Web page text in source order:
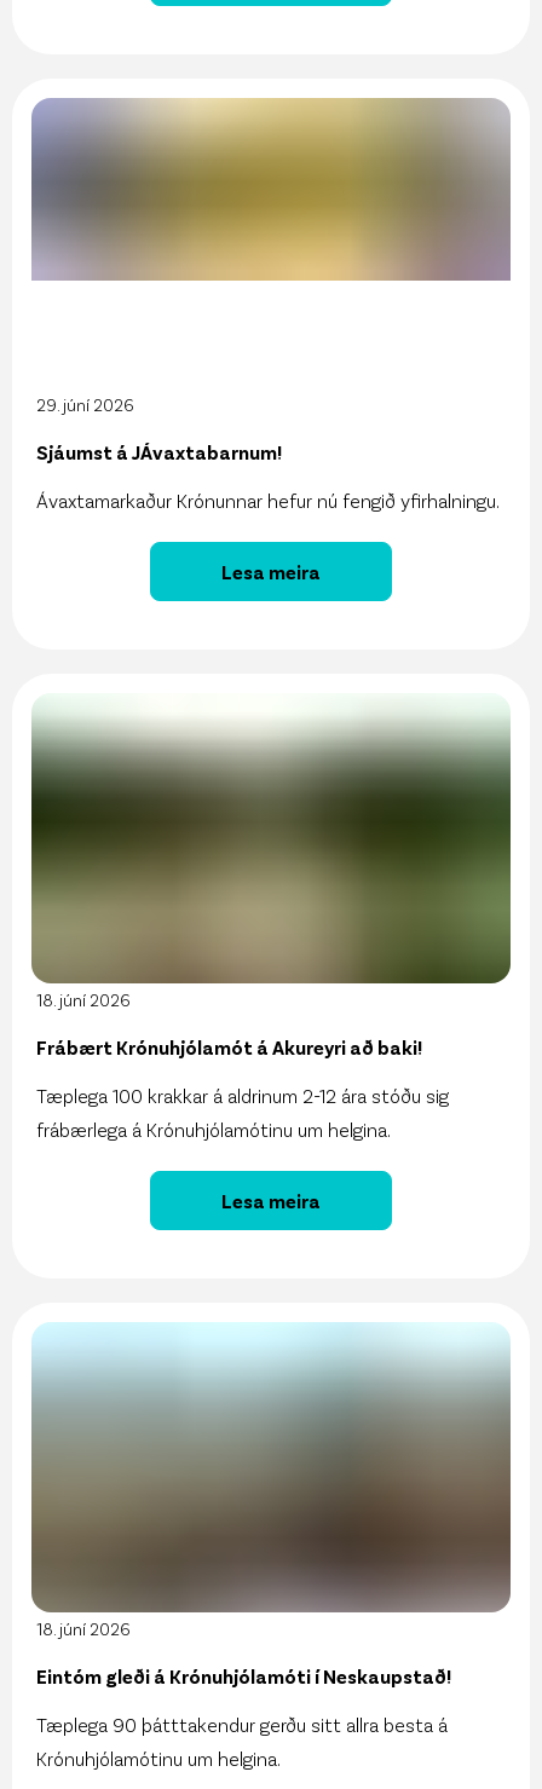
29. júní 2026
Sjáumst á JÁvaxtabarnum!
Ávaxtamarkaður Krónunnar hefur nú fengið yfirhalningu.
Lesa meira
18. júní 2026
Frábært Krónuhjólamót á Akureyri að baki!
Tæplega 100 krakkar á aldrinum 2-12 ára stóðu sig
frábærlega á Krónuhjólamótinu um helgina.
Lesa meira
18. júní 2026
Eintóm gleði á Krónuhjólamóti í Neskaupstað!
Tæplega 90 þátttakendur gerðu sitt allra besta á
Krónuhjólamótinu um helgina.